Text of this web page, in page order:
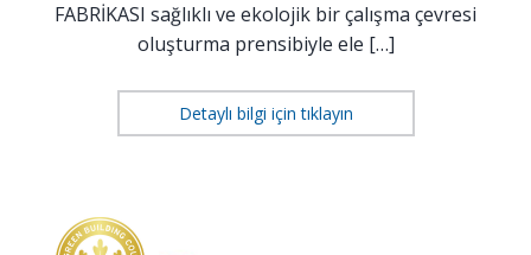
FABRİKASI sağlıklı ve ekolojik bir çalışma çevresi
oluşturma prensibiyle ele […]
Detaylı bilgi için tıklayın